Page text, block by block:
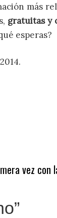
más
gratuitas y
esperas?
vez con
”